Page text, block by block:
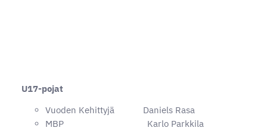
U17-pojat
Vuoden Kehittyjä Daniels Rasa
MBP Karlo Parkkila